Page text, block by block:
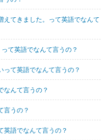
えてきました。って英語でなんて
て英語でなんて言うの？
て英語でなんて言うの？
なんて言うの？
言うの？
英語でなんて言うの？